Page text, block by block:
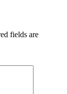
fields are